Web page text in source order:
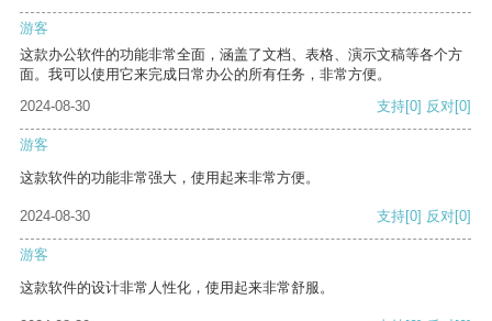
游客
这款办公软件的功能非常全面，涵盖了文档、表格、演示文稿等各个方
面。我可以使用它来完成日常办公的所有任务，非常方便。
2024-08-30
支持[0] 反对[0]
游客
这款软件的功能非常强大，使用起来非常方便。
2024-08-30 支持[0] 反对[0]
游客
这款软件的设计非常人性化，使用起来非常舒服。